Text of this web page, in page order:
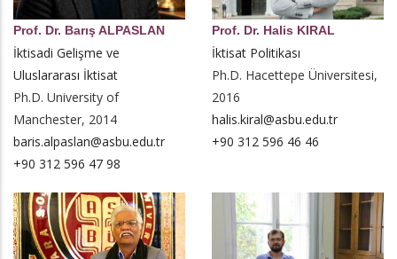
Prof. Dr. Barış ALPASLAN
İktisadi Gelişme ve
Uluslararası İktisat
Ph.D. University of
Manchester, 2014
baris.alpaslan@asbu.edu.tr
+90 312 596 47 98
Prof. Dr. Halis KIRAL
İktisat Politikası
Ph.D. Hacettepe Üniversitesi,
2016
halis.kiral@asbu.edu.tr
+90 312 596 46 46